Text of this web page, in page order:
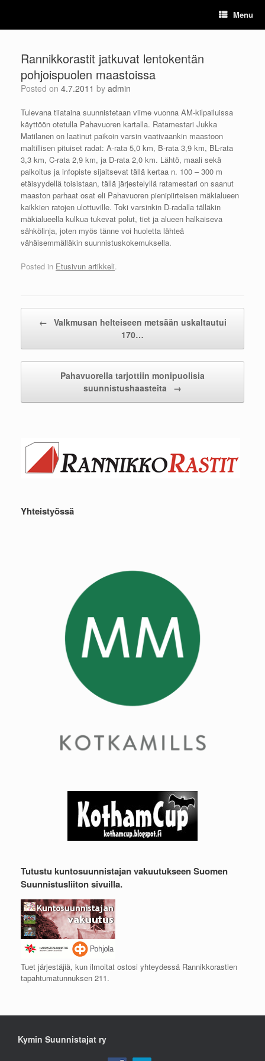
content
Menu
Rannikkorastit jatkuvat lentokentän
pohjoispuolen maastoissa
Posted on 4.7.2011 by admin
Tulevana tiiataina suunnistetaan viime vuonna AM-kilpailuissa
käyttöön otetulla Pahavuoren kartalla. Ratamestari Jukka
Matilanen on laatinut paikoin varsin vaativaankin maastoon
maltillisen pituiset radat: A-rata 5,0 km, B-rata 3,9 km, BL-rata
3,3 km, C-rata 2,9 km, ja D-rata 2,0 km. Lähtö, maali sekä
paikoitus ja infopiste sijaitsevat tällä kertaa n. 100 – 300 m
etäisyydellä toisistaan, tällä järjestelyllä ratamestari on saanut
maaston parhaat osat eli Pahavuoren pienipiirteisen mäkialueen
kaikkien ratojen ulottuville. Toki varsinkin D-radalla tälläkin
mäkialueella kulkua tukevat polut, tiet ja alueen halkaiseva
sähkölinja, joten myös tänne voi huoletta lähteä
vähäisemmälläkin suunnistuskokemuksella.
Posted in Etusivun artikkeli.
← Valkmusan helteiseen metsään uskaltautui
170…
Pahavuorella tarjottiin monipuolisia
suunnistushaasteita
→
Yhteistyössä
Tutustu kuntosuunnistajan vakuutukseen Suomen
Suunnistusliiton sivuilla.
Tuet järjestäjiä, kun ilmoitat ostosi yhteydessä Rannikkorastien
tapahtumatunnuksen 211.
Kymin Suunnistajat ry